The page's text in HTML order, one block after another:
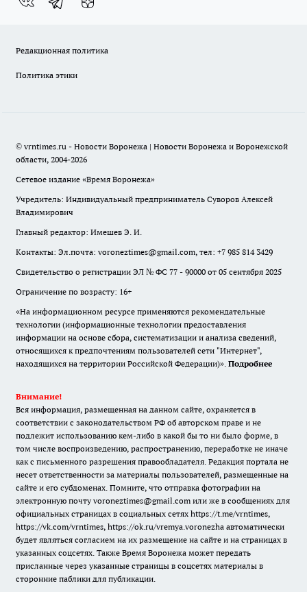
Редакционная политика
Политика этики
© vrntimes.ru - Новости Воронежа | Новости Воронежа и Воронежской
области, 2004-2026
Сетевое издание «Время Воронежа»
Учредитель: Индивидуальный предприниматель Суворов Алексей
Владимирович
Главный редактор: Имешев Э. И.
Контакты: Эл.почта: voroneztimes@gmail.com, тел: +7 985 814 3429
Свидетельство о регистрации ЭЛ № ФС 77 - 90000 от 05 сентября 2025
Ограничение по возрасту: 16+
«На информационном ресурсе применяются рекомендательные
технологии (информационные технологии предоставления
информации на основе сбора, систематизации и анализа сведений,
относящихся к предпочтениям пользователей сети "Интернет",
находящихся на территории Российской Федерации)». Подробнее
Внимание!
Вся информация, размещенная на данном сайте, охраняется в
соответствии с законодательством РФ об авторском праве и не
подлежит использованию кем-либо в какой бы то ни было форме, в
том числе воспроизведению, распространению, переработке не иначе
как с письменного разрешения правообладателя. Редакция портала не
несет ответственности за материалы пользователей, размещенные на
сайте и его субдоменах. Помните, что отправка фотографии на
электронную почту voroneztimes@gmail.com или же в сообщениях для
официальных страницах в социальных сетях https://t.me/vrntimes,
https://vk.com/vrntimes, https://ok.ru/vremya.voronezha автоматически
будет являться согласием на их размещение на сайте и на страницах в
указанных соцсетях. Также Время Воронежа может передать
присланные через указанные страницы в соцсетях материалы в
сторонние паблики для публикации.